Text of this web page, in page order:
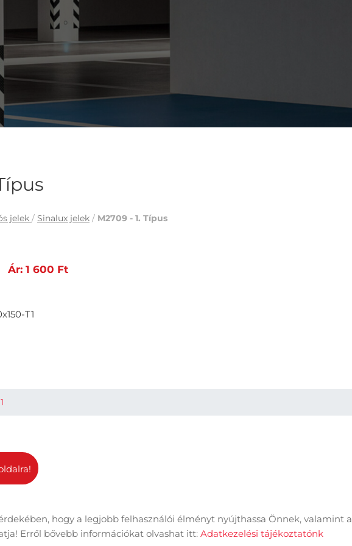
jelek / Sinalux jelek / M2709 - 1. Típus
Ár: 1 600 Ft
T1
Adatkezelési tájékoztató Impresszum Sütik kezelése
hogy a legjobb felhasználói élményt nyújthassa Önnek, valamint a
Erről bővebb információkat olvashat itt: Adatkezelési tájékoztatónk